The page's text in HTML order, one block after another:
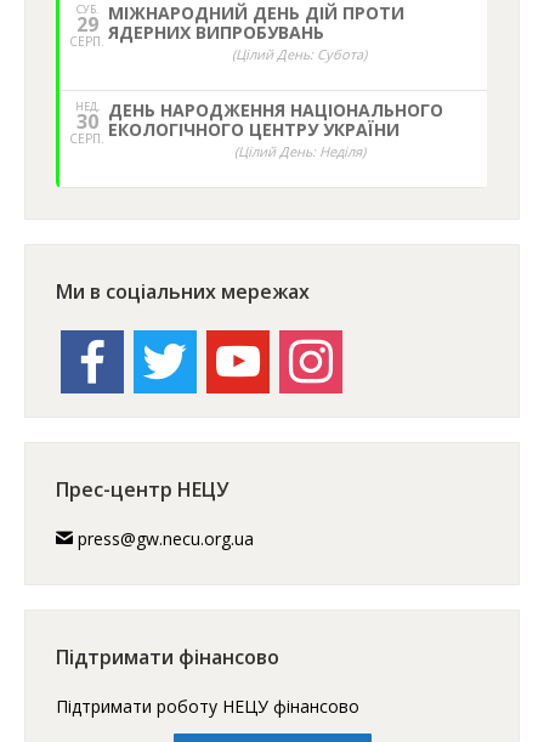
СУБ.
29
СЕРП.
МІЖНАРОДНИЙ ДЕНЬ ДІЙ ПРОТИ
ЯДЕРНИХ ВИПРОБУВАНЬ
(Цілий День: Субота)
НЕД,
30
СЕРП.
ДЕНЬ НАРОДЖЕННЯ НАЦІОНАЛЬНОГО
ЕКОЛОГІЧНОГО ЦЕНТРУ УКРАЇНИ
(Цілий День: Неділя)
Ми в соціальних мережах
facebook twitter youtube instagram
Прес-центр НЕЦУ
press@gw.necu.org.ua
Підтримати фінансово
Підтримати роботу НЕЦУ фінансово